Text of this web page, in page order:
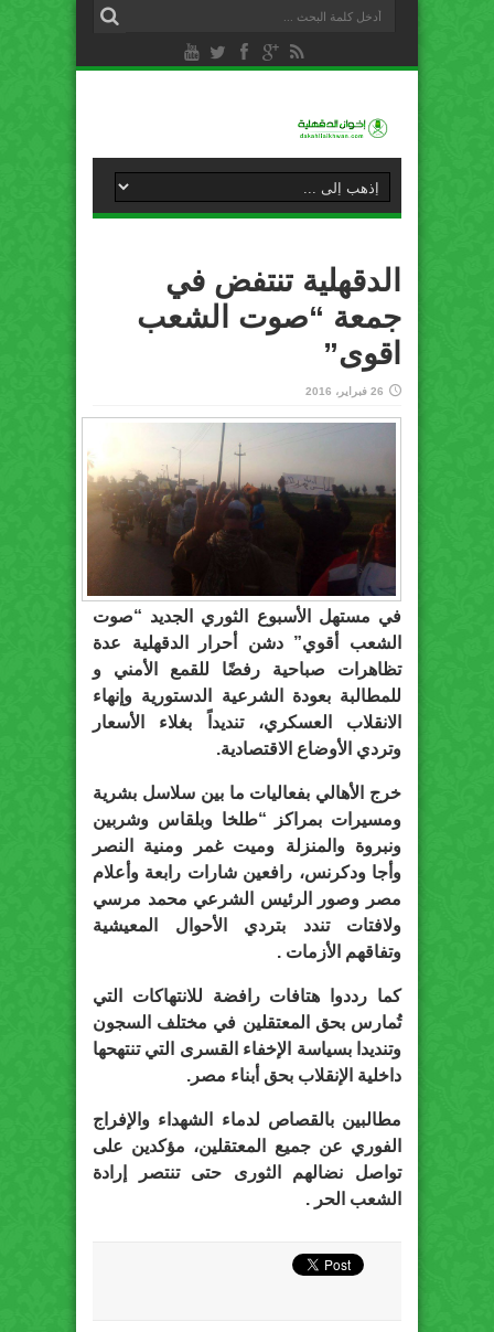
الدقهلية تنتفض في
جمعة “صوت الشعب
اقوى”
26 فبراير، 2016
في مستهل الأسبوع الثوري الجديد “صوت
الشعب أقوي” دشن أحرار الدقهلية عدة
تظاهرات صباحية رفضًا للقمع الأمني و
للمطالبة بعودة الشرعية الدستورية وإنهاء
الانقلاب العسكري، تنديداً بغلاء الأسعار
وتردي الأوضاع الاقتصادية.
خرج الأهالي بفعاليات ما بين سلاسل بشرية
ومسيرات بمراكز “طلخا وبلقاس وشربين
ونبروة والمنزلة وميت غمر ومنية النصر
وأجا ودكرنس، رافعين شارات رابعة وأعلام
مصر وصور الرئيس الشرعي محمد مرسي
ولافتات تندد بتردي الأحوال المعيشية
وتفاقهم الأزمات .
كما رددوا هتافات رافضة للانتهاكات التي
تُمارس بحق المعتقلين في مختلف السجون
وتنديدا بسياسة الإخفاء القسرى التي تنتهحها
داخلية الإنقلاب بحق أبناء مصر.
مطالبين بالقصاص لدماء الشهداء والإفراج
الفوري عن جميع المعتقلين، مؤكدين على
تواصل نضالهم الثورى حتى تنتصر إرادة
الشعب الحر .